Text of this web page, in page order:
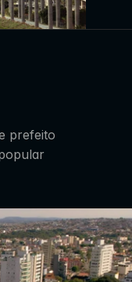
prefeito